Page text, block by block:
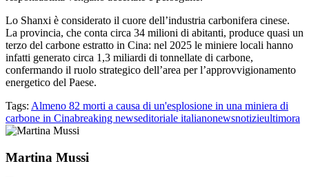
Lo Shanxi è considerato il cuore dell’industria carbonifera cinese.
La provincia, che conta circa 34 milioni di abitanti, produce quasi un
terzo del carbone estratto in Cina: nel 2025 le miniere locali hanno
infatti generato circa 1,3 miliardi di tonnellate di carbone,
confermando il ruolo strategico dell’area per l’approvvigionamento
energetico del Paese.
Tags: Almeno 82 morti a causa di un'esplosione in una miniera di
carbone in Cinabreaking newseditoriale italianonewsnotizieultimora
Martina Mussi